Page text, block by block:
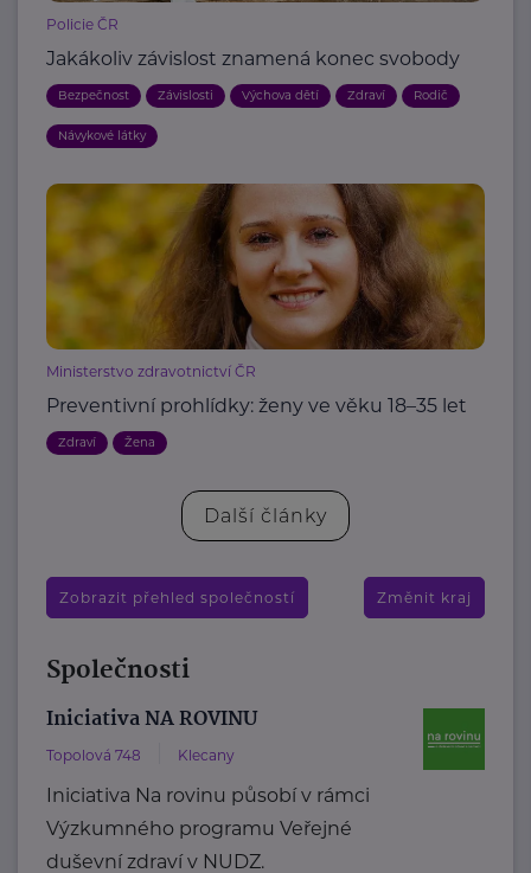
Policie ČR
Jakákoliv závislost znamená konec svobody
Bezpečnost Závislosti Výchova dětí Zdraví Rodič
Návykové látky
Ministerstvo zdravotnictví ČR
Preventivní prohlídky: ženy ve věku 18–35 let
Zdraví Žena
Další články
Zobrazit přehled společností Změnit kraj
Společnosti
Iniciativa NA ROVINU
Topolová 748 Klecany
Iniciativa Na rovinu působí v rámci
Výzkumného programu Veřejné
duševní zdraví v NUDZ.